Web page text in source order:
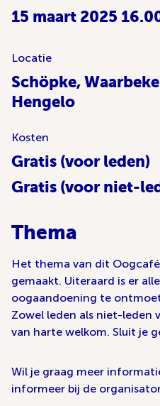
15 maart 2025
Locatie
Schöpke,
Hengelo
Kosten
Gratis (voor leden)
Gratis (voor niet-
Thema
Het thema van dit
gemaakt. Uiteraard is er
oogaandoening te
Zowel leden als niet-leden
van harte welkom. Sluit je
Wil je graag meer
informeer bij de